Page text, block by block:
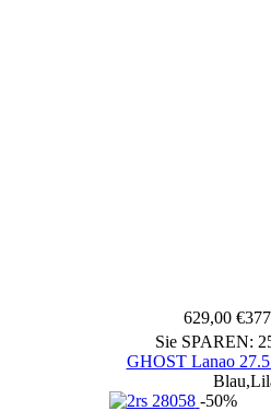
629,00 €
Sie SPAREN:
GHOST Lanao
-50%